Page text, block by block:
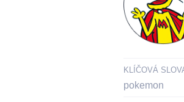
KLÍČOVÁ
pokemon